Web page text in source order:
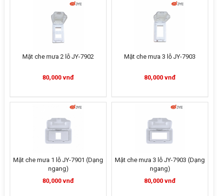
Mặt che mưa 2 lỗ JY-7902
80,000 vnđ
Mặt che mưa 3 lỗ JY-7903
80,000 vnđ
Mặt che mưa 1 lỗ JY-7901 (Dạng
ngang)
80,000 vnđ
Mặt che mưa 3 lỗ JY-7903 (Dạng
ngang)
80,000 vnđ